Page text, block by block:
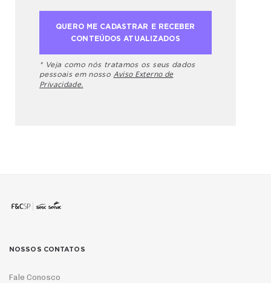
* Veja como nós tratamos os seus dados
pessoais em nosso Aviso Externo de
Privacidade.
NOSSOS CONTATOS
Fale Conosco